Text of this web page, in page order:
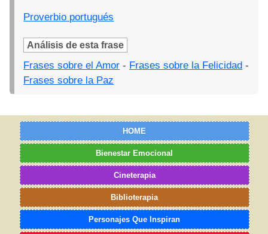
Proverbio portugués
Análisis de esta frase
Frases sobre el Amor - Frases sobre la Felicidad -
Frases sobre la Paz
HOME
Bienestar Emocional
Cineterapia
Biblioterapia
Personajes Que Inspiran